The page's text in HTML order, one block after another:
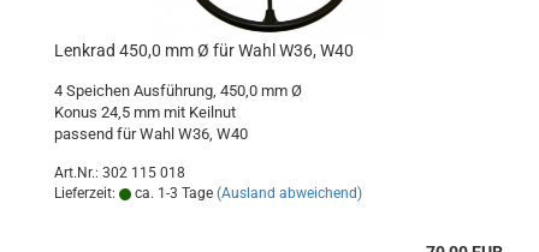
Lenkrad 450,0 mm Ø für Wahl W36, W40
4 Speichen Ausführung, 450,0 mm Ø
Konus 24,5 mm mit Keilnut
passend für Wahl W36, W40
Art.Nr.: 302 115 018
Lieferzeit:
ca. 1-3 Tage (Ausland abweichend)